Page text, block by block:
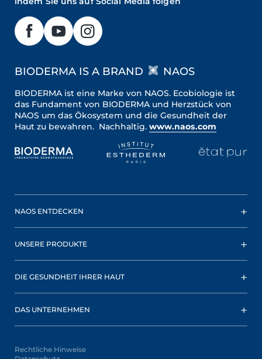
BIODERMA IS A BRAND NAOS
BIODERMA ist eine Marke von NAOS. Ecobiologie ist
das Fundament von BIODERMA und Herzstück von
NAOS um das Ökosystem und die Gesundheit der
Haut zu bewahren. Nachhaltig. www.naos.com
NAOS ENTDECKEN
UNSERE PRODUKTE
DIE GESUNDHEIT IHRER HAUT
DAS UNTERNEHMEN
Rechtliche Hinweise